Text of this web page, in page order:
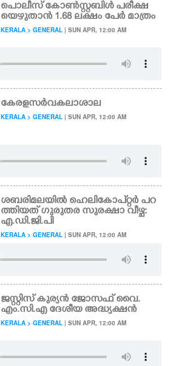
പൊലീസ് കോൺസ്റ്റബിൾ പരീക്ഷ
യെഴുതാൻ 1.68 ലക്ഷം പേർ മാത്രം
KERALA > GENERAL | SUN APR, 12:00 AM
കേരളസർവകലാശാല
KERALA > GENERAL | SUN APR, 12:00 AM
ശബരിമലയിൽ ഹെലികോപ്റ്റർ പറ
ത്തിയത് ഗുരുതര സുരക്ഷാ വീഴ്ച:
എ.ഡി.ജി.പി
KERALA > GENERAL | SUN APR, 12:00 AM
ജസ്റ്റിസ് കുര്യൻ ജോസഫ് വൈ.
എം.സി.എ ദേശീയ അദ്ധ്യക്ഷൻ
KERALA > GENERAL | SUN APR, 12:00 AM